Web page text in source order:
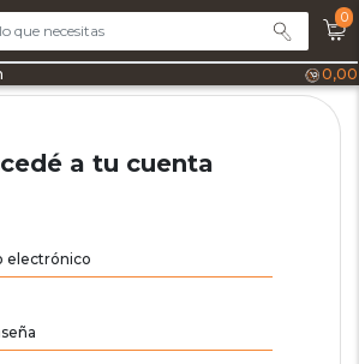
0
0,00
a tu cuenta
electrónico